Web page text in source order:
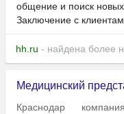
общение и поиск
Заключение с
hh.ru - найдена более
Медицинский
Краснодар